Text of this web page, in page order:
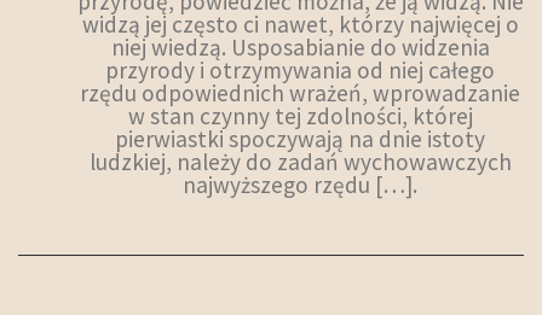
widzą jej często ci nawet, którzy najwięcej o
niej wiedzą. Usposabianie do widzenia
przyrody i otrzymywania od niej całego
rzędu odpowiednich wrażeń, wprowadzanie
w stan czynny tej zdolności, której
pierwiastki spoczywają na dnie istoty
ludzkiej, należy do zadań wychowawczych
najwyższego rzędu […].